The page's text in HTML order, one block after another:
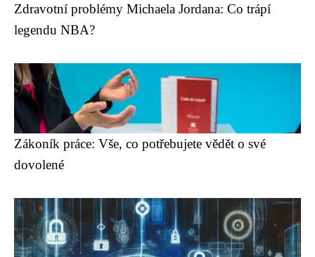
Zdravotní problémy Michaela Jordana: Co trápí
legendu NBA?
Zákoník práce: Vše, co potřebujete vědět o své
dovolené